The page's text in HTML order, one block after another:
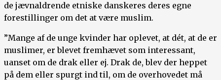
de jævnaldrende etniske danskeres deres egne
forestillinger om det at være muslim.
”Mange af de unge kvinder har oplevet, at dét, at de er
muslimer, er blevet fremhævet som interessant,
uanset om de drak eller ej. Drak de, blev der heppet
på dem eller spurgt ind til, om de overhovedet må